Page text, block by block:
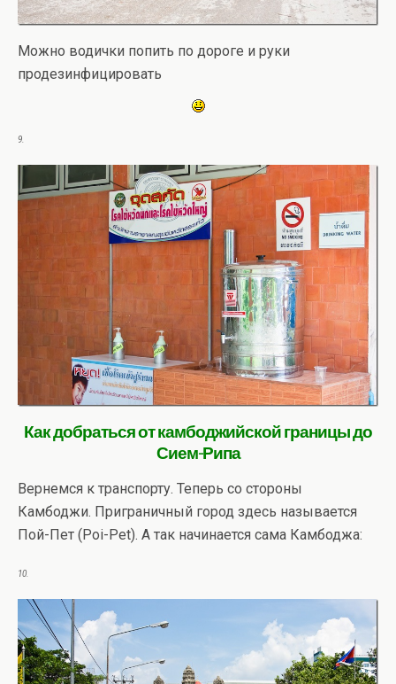
Можно водички попить по дороге и руки
продезинфицировать
9.
Как добраться от камбоджийской границы до
Сием-Рипа
Вернемся к транспорту. Теперь со стороны
Камбоджи. Приграничный город здесь называется
Пой-Пет (Poi-Pet). А так начинается сама Камбоджа:
10.